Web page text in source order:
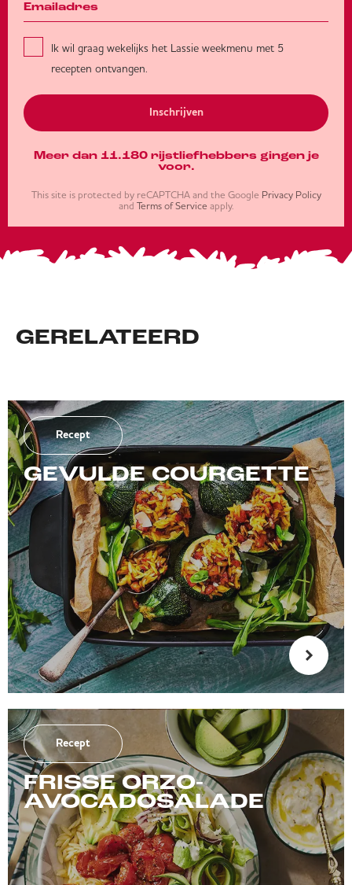
Ik wil graag wekelijks het Lassie weekmenu met 5
recepten ontvangen.
Inschrijven
Meer dan 11.180 rijstliefhebbers gingen je
voor.
This site is protected by reCAPTCHA and the Google Privacy Policy
and Terms of Service apply.
GERELATEERD
Recept
GEVULDE COURGETTE
Recept
FRISSE ORZO-
AVOCADOSALADE